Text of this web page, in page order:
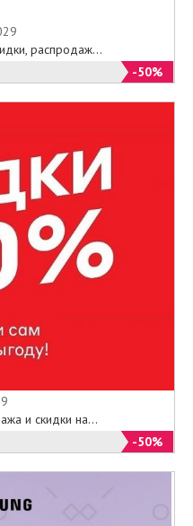
распродаж...
-50%
и скидки на...
-50%